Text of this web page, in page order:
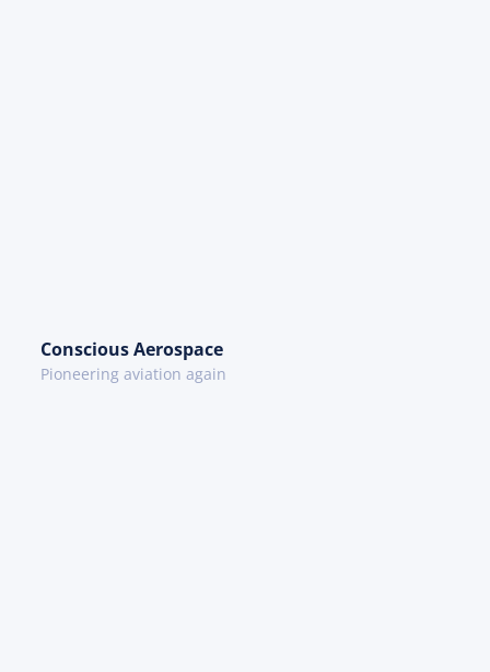
Conscious Aerospace
Pioneering aviation again